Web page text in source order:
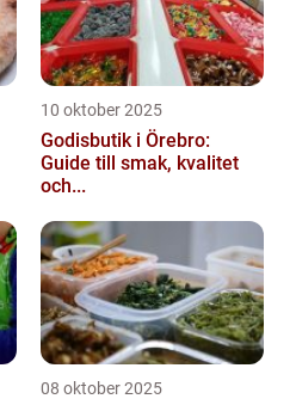
10 oktober 2025
Godisbutik i Örebro:
Guide till smak, kvalitet
och...
08 oktober 2025